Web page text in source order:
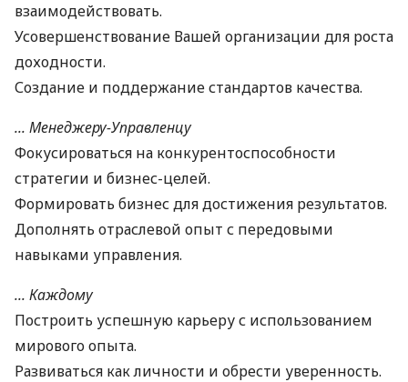
взаимодействовать.
Усовершенствование Вашей организации для роста
доходности.
Создание и поддержание стандартов качества.
... Менеджеру-Управленцу
Фокусироваться на конкурентоспособности
стратегии и бизнес-целей.
Формировать бизнес для достижения результатов.
Дополнять отраслевой опыт с передовыми
навыками управления.
... Каждому
Построить успешную карьеру с использованием
мирового опыта.
Развиваться как личности и обрести уверенность.